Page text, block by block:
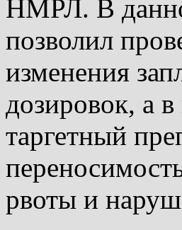
НМРЛ. В
позволил
изменения
дозировок, а
таргетный
рвоты и